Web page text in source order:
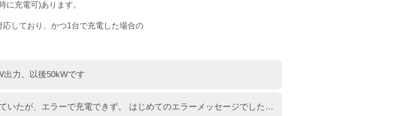
に充電可)あります。
しており、かつ1台で充電した場合の
出力、以後50kWです
先月まで普通に使えていたが、エラーで充電できず。 はじめてのエラーメッセージでした。 「充電を開始する権限を与えられていません」